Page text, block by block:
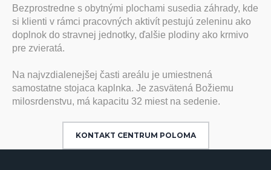
Bezprostredne s obytnými plochami susedia záhrady, kde
si klienti v rámci pracovných aktivít pestujú zeleninu ako
doplnok do stravnej jednotky, ďalšie plodiny ako krmivo
pre zvieratá.
Na najvzdialenejšej časti areálu je umiestnená
samostatne stojaca kaplnka. Je zasvätená Božiemu
milosrdenstvu, má kapacitu 32 miest na sedenie.
KONTAKT CENTRUM POLOMA